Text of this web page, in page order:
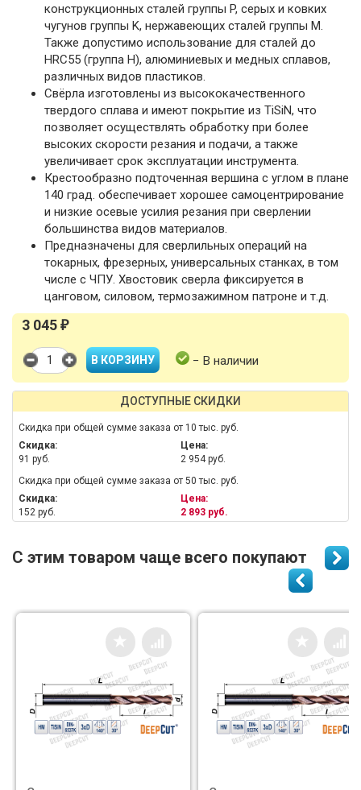
конструкционных сталей группы P, серых и ковких
чугунов группы K, нержавеющих сталей группы M.
Также допустимо использование для сталей до
HRC55 (группа H), алюминиевых и медных сплавов,
различных видов пластиков.
Свёрла изготовлены из высококачественного
твердого сплава и имеют покрытие из TiSiN, что
позволяет осуществлять обработку при более
высоких скорости резания и подачи, а также
увеличивает срок эксплуатации инструмента.
Крестообразно подточенная вершина с углом в плане
140 град. обеспечивает хорошее самоцентрирование
и низкие осевые усилия резания при сверлении
большинства видов материалов.
Предназначены для сверлильных операций на
токарных, фрезерных, универсальных станках, в том
числе с ЧПУ. Хвостовик сверла фиксируется в
цанговом, силовом, термозажимном патроне и т.д.
3 045 ₽
− В наличии
ДОСТУПНЫЕ СКИДКИ
Скидка при общей сумме заказа от 10 тыс. руб.
Скидка:
91 руб.
Цена:
2 954 руб.
Скидка при общей сумме заказа от 50 тыс. руб.
Скидка:
152 руб.
Цена:
2 893 руб.
С этим товаром чаще всего покупают